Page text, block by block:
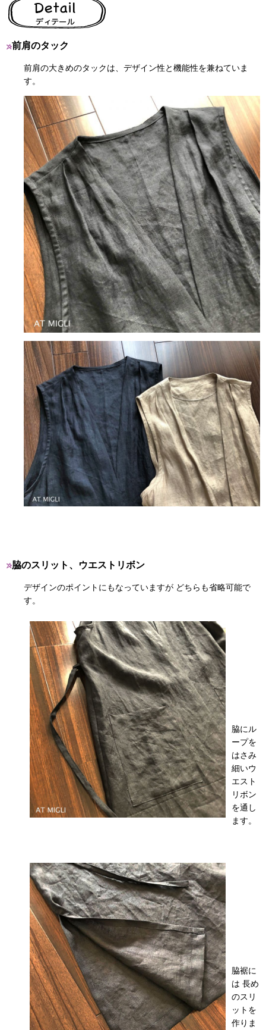
前肩のタック
前肩の大きめのタックは、デザイン性と機能性を兼ねていま
す。
脇のスリット、ウエストリボン
デザインのポイントにもなっていますが どちらも省略可能で
す。
脇にル
ープを
はさみ
細いウ
エスト
リボン
を通し
ます。
脇裾に
は 長め
のスリ
ットを
作りま